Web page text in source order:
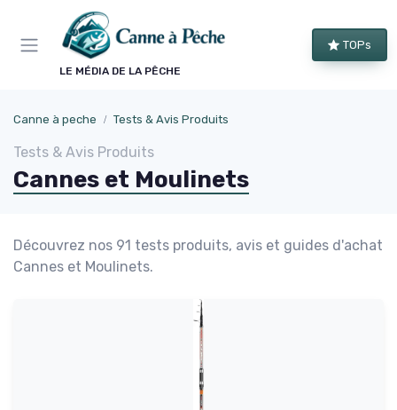
LE MÉDIA DE LA PÊCHE
TOPs
Canne à peche Tests & Avis Produits
Tests & Avis Produits
Cannes et Moulinets
Découvrez nos 91 tests produits, avis et guides d'achat
Cannes et Moulinets.
Panneau de gestion des cookies